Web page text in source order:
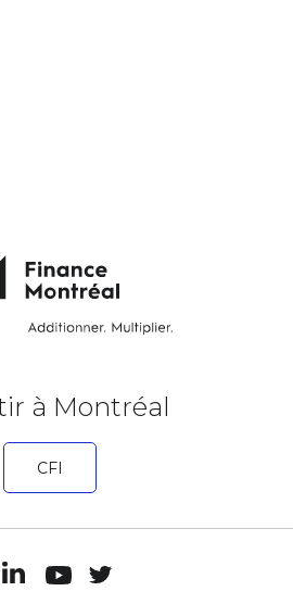
à Montréal
CFI